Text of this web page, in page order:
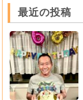
最近の投稿